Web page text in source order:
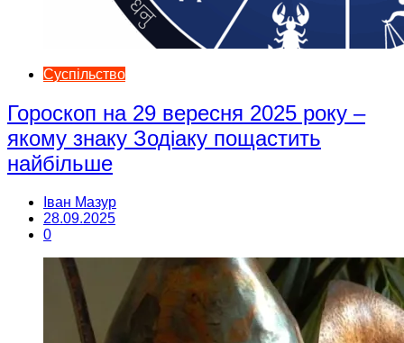
Суспільство
Гороскоп на 29 вересня 2025 року –
якому знаку Зодіаку пощастить
найбільше
Іван Мазур
28.09.2025
0